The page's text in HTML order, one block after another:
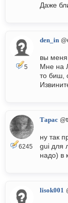
Даже
5
den_in
вы
Мне на
то биш,
6245
Тарас
ну так
gui для
надо) в
lisok001